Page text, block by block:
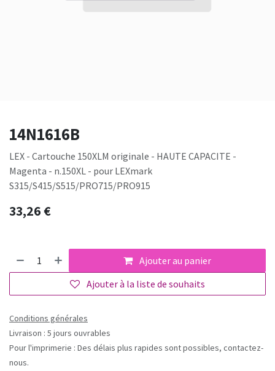
14N1616B
LEX - Cartouche 150XLM originale - HAUTE CAPACITE -
Magenta - n.150XL - pour LEXmark
S315/S415/S515/PRO715/PRO915
33,26€
Ajouter au panier
Ajouter à la liste de souhaits
Conditions générales
Livraison : 5 jours ouvrables
Pour l'imprimerie : Des délais plus rapides sont possibles, contactez-
nous.